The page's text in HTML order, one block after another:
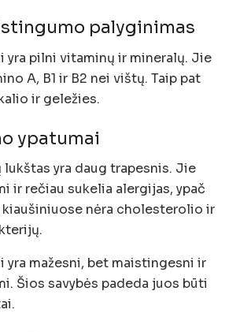
palyginimas
yra pilni vitaminų ir mineralų. Jie
A, B1 ir B2 nei vištų. Taip pat
ir geležies.
ypatumai
yra daug trapesnis. Jie
ir rečiau sukelia alergijas, ypač
nėra cholesterolio ir
yra mažesni, bet maistingesni ir
Šios savybės padeda juos būti